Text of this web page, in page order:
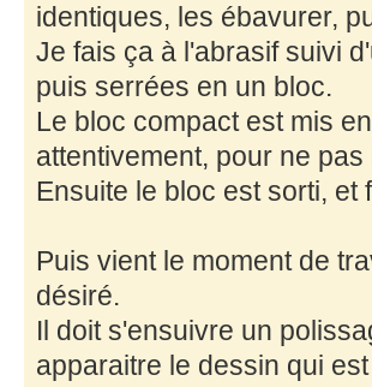
identiques, les ébavurer,
Je fais ça à l'abrasif suivi
puis serrées en un bloc.
Le bloc compact est mis
attentivement, pour ne
Ensuite le bloc est sorti,
Puis vient le moment de
désiré.
Il doit s'ensuivre un
apparaitre le dessin qui